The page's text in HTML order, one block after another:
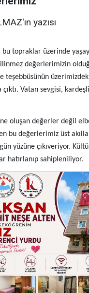
yazısı
topraklar üzerinde
değerlerimizin
teşebbüsünün
Vatan sevgisi,
oluşan değerler değil
bu değerlerimiz üst
yüzüne çıkıveriyor.
hatırlanıp sahipleniliyor.